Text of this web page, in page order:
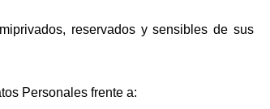
reservados y sensibles de sus
Personales frente a: